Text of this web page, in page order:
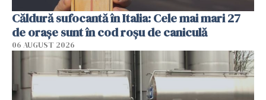
Căldură sufocantă în Italia: Cele mai mari 27
de orașe sunt în cod roșu de caniculă
06 AUGUST 2026